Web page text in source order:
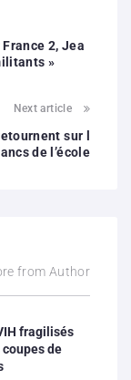
2, Jea
»
Next article
sur l
de l’école
from Author
fragilisés
de